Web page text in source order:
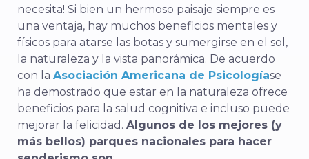
necesita! Si bien un hermoso paisaje siempre es
una ventaja, hay muchos beneficios mentales y
físicos para atarse las botas y sumergirse en el sol,
la naturaleza y la vista panorámica. De acuerdo
con la Asociación Americana de Psicologíase
ha demostrado que estar en la naturaleza ofrece
beneficios para la salud cognitiva e incluso puede
mejorar la felicidad. Algunos de los mejores (y
más bellos) parques nacionales para hacer